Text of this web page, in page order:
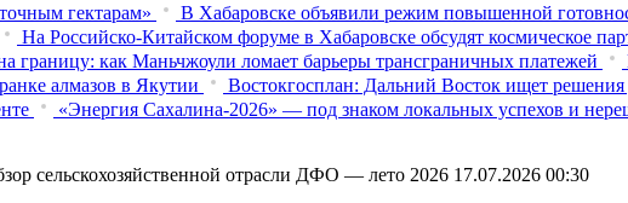
гектарам»
В Хабаровске объявили режим повышенной
На Российско-Китайском форуме в Хабаровске обсудят космическое
границу: как Маньчжоули ломает барьеры трансграничных платежей
алмазов в Якутии
Востокгосплан: Дальний Восток ищет решения
«Энергия Сахалина-2026» — под знаком локальных успехов и
сельскохозяйственной отрасли ДФО — лето 2026 17.07.2026 00:30